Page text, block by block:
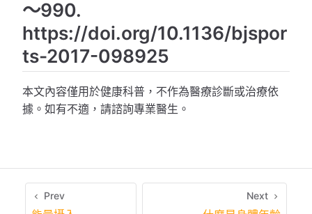
～990.
https://doi.org/10.1136/bjspor
ts-2017-098925
本文內容僅用於健康科普，不作為醫療診斷或治療依
據。如有不適，請諮詢專業醫生。
Prev Next